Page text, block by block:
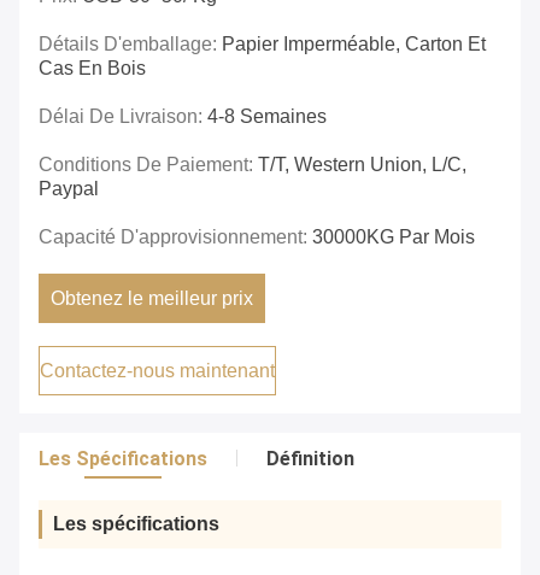
Détails D'emballage: Papier Imperméable, Carton Et
Cas En Bois
Délai De Livraison: 4-8 Semaines
Conditions De Paiement: T/T, Western Union, L/C,
Paypal
Capacité D'approvisionnement: 30000KG Par Mois
Obtenez le meilleur prix
Contactez-nous maintenant
Les Spécifications Définition
Les spécifications